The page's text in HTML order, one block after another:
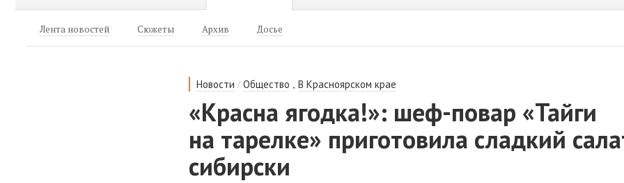
Лента новостей Сюжеты Архив Досье
Новости /Общество ,В Красноярском крае
«Красна ягодка!»: шеф-повар «Тайги
на тарелке» приготовила сладкий
сибирски